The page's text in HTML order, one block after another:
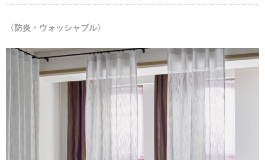
〈防炎・ウォッシャブル〉